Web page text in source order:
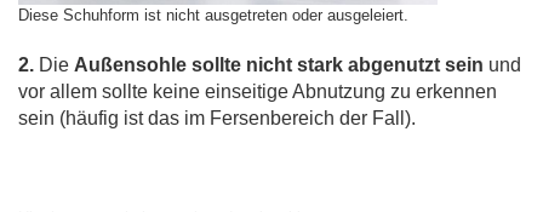
Diese Schuhform ist nicht ausgetreten oder ausgeleiert.
2. Die Außensohle sollte nicht stark abgenutzt sein und
vor allem sollte keine einseitige Abnutzung zu erkennen
sein (häufig ist das im Fersenbereich der Fall).